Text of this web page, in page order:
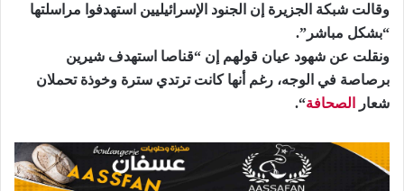
وقالت شبكة الجزيرة إن الجنود الإسرائيليين استهدفوا مراسلتها
“بشكل مباشر”.
ونقلت عن شهود عيان قولهم إن “قناصا استهدف شيرين
برصاصة في الوجه، رغم أنها كانت ترتدي سترة وخوذة تحملان
شعار
الصحافة“.